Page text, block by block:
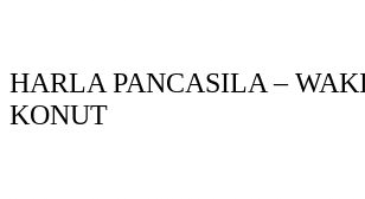
HARLA PANCASILA –
KONUT